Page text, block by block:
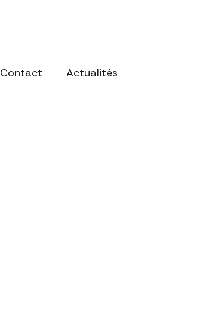
Contact Actualités